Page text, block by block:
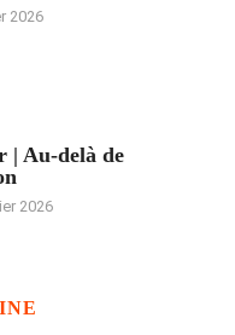
2026
| Au-delà de
2026